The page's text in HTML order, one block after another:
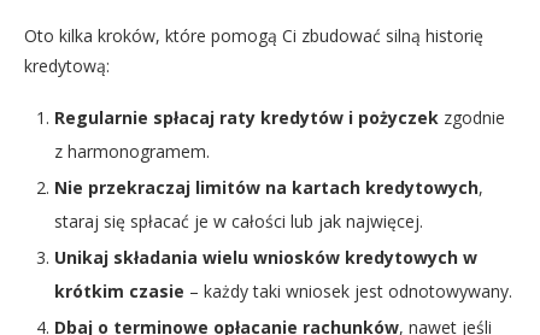
Oto kilka kroków, które pomogą Ci zbudować silną historię
kredytową:
Regularnie spłacaj raty kredytów i pożyczek zgodnie
z harmonogramem.
Nie przekraczaj limitów na kartach kredytowych,
staraj się spłacać je w całości lub jak najwięcej.
Unikaj składania wielu wniosków kredytowych w
krótkim czasie – każdy taki wniosek jest odnotowywany.
Dbaj o terminowe opłacanie rachunków, nawet jeśli